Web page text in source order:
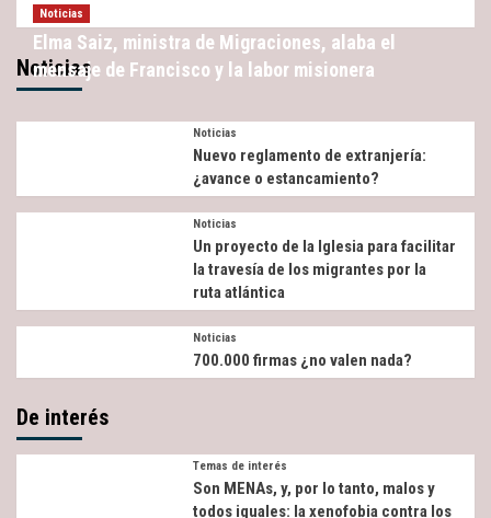
Noticias
Noticias
Elma Saiz, ministra de Migraciones, alaba el
mensaje de Francisco y la labor misionera
Noticias
Nuevo reglamento de extranjería:
¿avance o estancamiento?
Noticias
Un proyecto de la Iglesia para facilitar
la travesía de los migrantes por la
ruta atlántica
Noticias
700.000 firmas ¿no valen nada?
De interés
Temas de interés
Son MENAs, y, por lo tanto, malos y
todos iguales: la xenofobia contra los